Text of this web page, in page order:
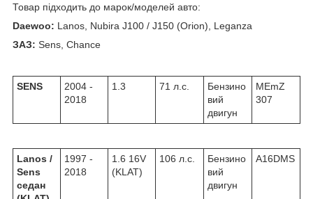
Товар підходить до марок/моделей авто:
Daewoo: Lanos, Nubira J100 / J150 (Orion), Leganza
ЗАЗ: Sens, Chance
SENS
2004 -
2018
1.3 71 л.с.
Бензино
вий
двигун
MEmZ
307
Lanos /
Sens
седан
1997 -
2018
1.6 16V
(KLAT)
106 л.с.
Бензино
вий
двигун
A16DMS